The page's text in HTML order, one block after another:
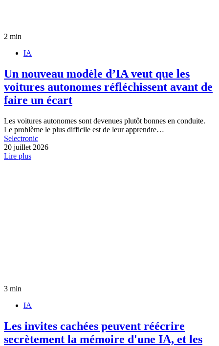
2 min
IA
Un nouveau modèle d’IA veut que les
voitures autonomes réfléchissent avant de
faire un écart
Les voitures autonomes sont devenues plutôt bonnes en conduite.
Le problème le plus difficile est de leur apprendre…
Selectronic
20 juillet 2026
Lire plus
3 min
IA
Les invites cachées peuvent réécrire
secrètement la mémoire d'une IA, et les